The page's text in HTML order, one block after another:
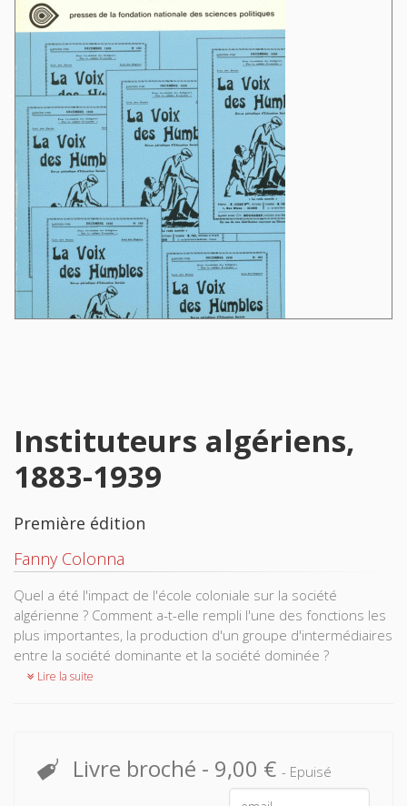
Instituteurs algériens,
1883-1939
Première édition
Fanny Colonna
Quel a été l'impact de l'école coloniale sur la société
algérienne ? Comment a-t-elle rempli l'une des fonctions les
plus importantes, la production d'un groupe d'intermédiaires
entre la société dominante et la société dominée ?
Lire la suite
Livre broché - 9,00 € - Epuisé